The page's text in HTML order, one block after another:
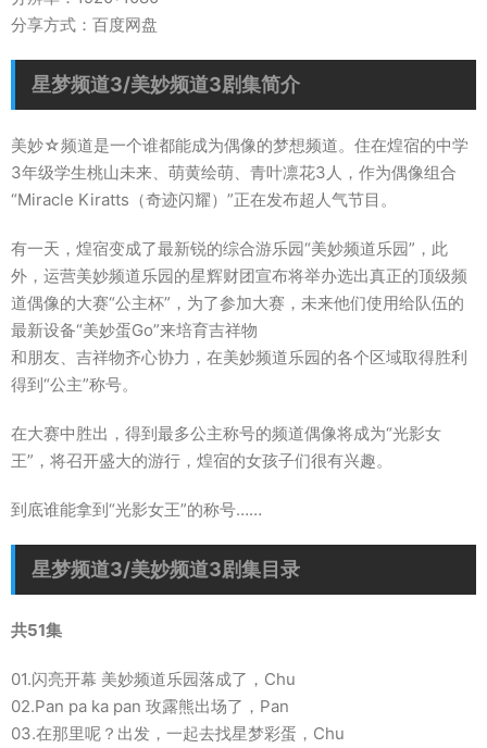
分享方式：百度网盘
星梦频道3/美妙频道3剧集简介
美妙☆频道是一个谁都能成为偶像的梦想频道。住在煌宿的中学
3年级学生桃山未来、萌黄绘萌、青叶凛花3人，作为偶像组合
“Miracle Kiratts（奇迹闪耀）”正在发布超人气节目。
有一天，煌宿变成了最新锐的综合游乐园“美妙频道乐园”，此
外，运营美妙频道乐园的星辉财团宣布将举办选出真正的顶级频
道偶像的大赛“公主杯”，为了参加大赛，未来他们使用给队伍的
最新设备“美妙蛋Go”来培育吉祥物
和朋友、吉祥物齐心协力，在美妙频道乐园的各个区域取得胜利
得到“公主”称号。
在大赛中胜出，得到最多公主称号的频道偶像将成为“光影女
王”，将召开盛大的游行，煌宿的女孩子们很有兴趣。
到底谁能拿到“光影女王”的称号……
星梦频道3/美妙频道3剧集目录
共51集
01.闪亮开幕 美妙频道乐园落成了，Chu
02.Pan pa ka pan 玫露熊出场了，Pan
03.在那里呢？出发，一起去找星梦彩蛋，Chu